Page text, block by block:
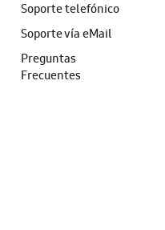
Soporte telefónico
Soporte vía eMail
Preguntas
Frecuentes